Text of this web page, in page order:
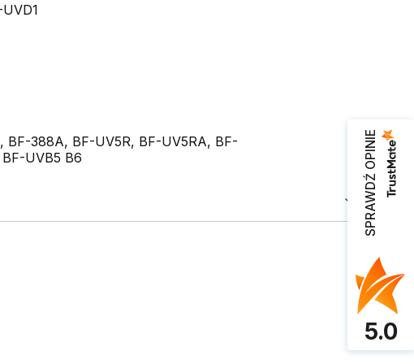
388A, BF-UV5R, BF-UV5RA, BF-
UVB5 B6
SPRAWDŹ OPINIE
5.0